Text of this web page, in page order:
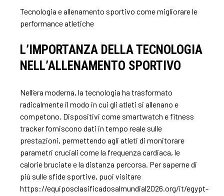
Tecnologia e allenamento sportivo come migliorare le
performance atletiche
L’IMPORTANZA DELLA TECNOLOGIA
NELL’ALLENAMENTO SPORTIVO
Nell’era moderna, la tecnologia ha trasformato
radicalmente il modo in cui gli atleti si allenano e
competono. Dispositivi come smartwatch e fitness
tracker forniscono dati in tempo reale sulle
prestazioni, permettendo agli atleti di monitorare
parametri cruciali come la frequenza cardiaca, le
calorie bruciate e la distanza percorsa. Per saperne di
più sulle sfide sportive, puoi visitare
https://equiposclasificadosalmundial2026.org/it/egypt-